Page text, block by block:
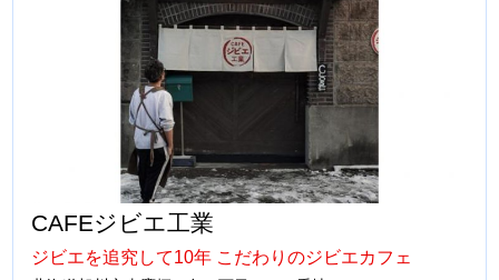
CAFEジビエ工業
ジビエを追究して10年 こだわりのジビエカフェ